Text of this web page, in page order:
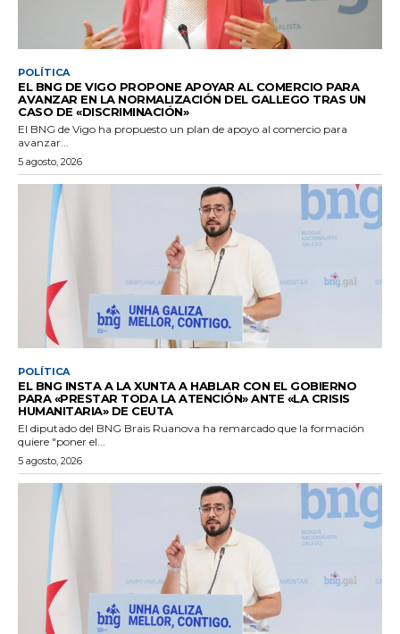
POLÍTICA
EL BNG DE VIGO PROPONE APOYAR AL COMERCIO PARA
AVANZAR EN LA NORMALIZACIÓN DEL GALLEGO TRAS UN
CASO DE «DISCRIMINACIÓN»
El BNG de Vigo ha propuesto un plan de apoyo al comercio para
avanzar...
5 agosto, 2026
POLÍTICA
EL BNG INSTA A LA XUNTA A HABLAR CON EL GOBIERNO
PARA «PRESTAR TODA LA ATENCIÓN» ANTE «LA CRISIS
HUMANITARIA» DE CEUTA
El diputado del BNG Brais Ruanova ha remarcado que la formación
quiere "poner el...
5 agosto, 2026